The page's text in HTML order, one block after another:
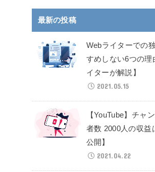
最新の投稿
Webライターでの
すめしない6つの理
イターが解説】
2021.05.15
【YouTube】チャ
者数 2000人の収益
公開】
2021.04.22